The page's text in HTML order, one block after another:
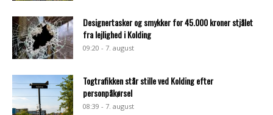
Designertasker og smykker for 45.000 kroner stjålet
fra lejlighed i Kolding
09:20 - 7. august
Togtrafikken står stille ved Kolding efter
personpåkørsel
08:39 - 7. august